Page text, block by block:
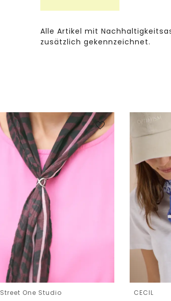
Alle Artikel mit
zusätzlich gekennzeichnet.
Street One Studio CECIL